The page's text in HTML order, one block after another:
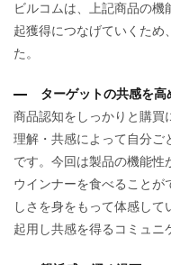
ビルコムは、上記商品の
起獲得につなげていくため
た。
ターゲットの共感を
商品認知をしっかりと購買
理解・共感によって自分ご
です。今回は製品の機能性
ウインナーを食べることが
しさを身をもって体感し
起用し共感を得るコミュニ